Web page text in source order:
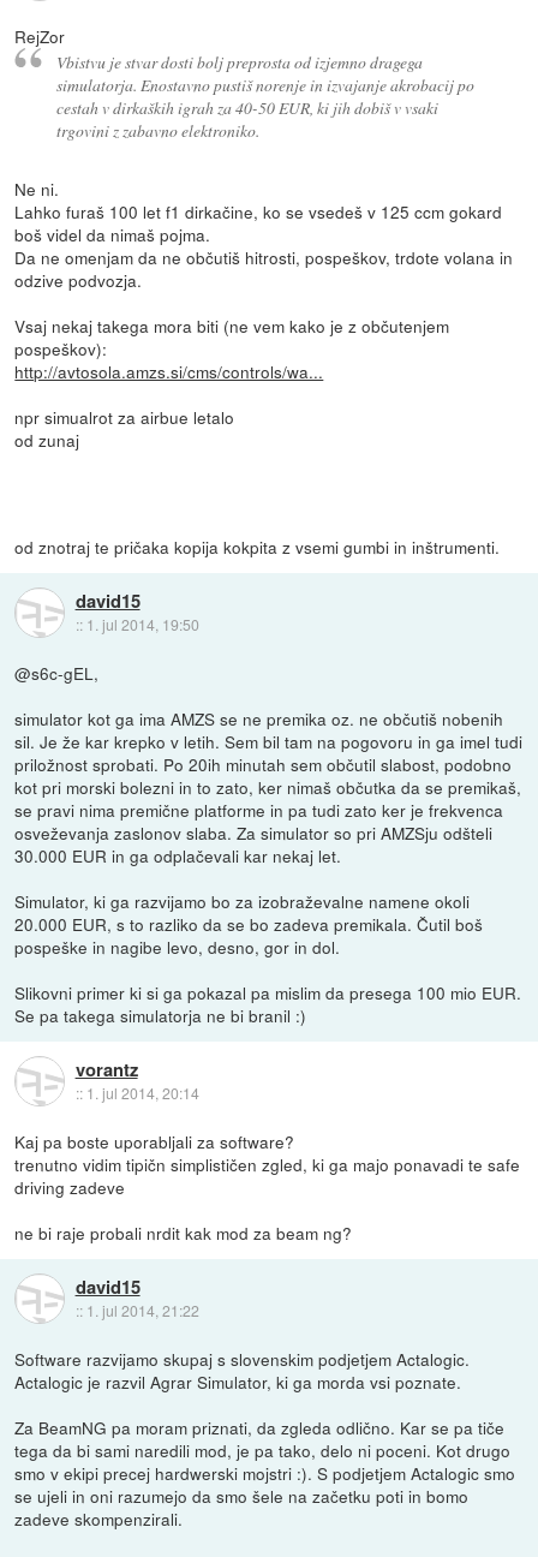
RejZor
Vbistvu je stvar dosti bolj preprosta od izjemno dragega
simulatorja. Enostavno pustiš norenje in izvajanje akrobacij po
cestah v dirkaških igrah za 40-50 EUR, ki jih dobiš v vsaki
trgovini z zabavno elektroniko.
Ne ni.
Lahko furaš 100 let f1 dirkačine, ko se vsedeš v 125 ccm gokard
boš videl da nimaš pojma.
Da ne omenjam da ne občutiš hitrosti, pospeškov, trdote volana in
odzive podvozja.
Vsaj nekaj takega mora biti (ne vem kako je z občutenjem
pospeškov):
http://avtosola.amzs.si/cms/controls/wa...
npr simualrot za airbue letalo
od zunaj
od znotraj te pričaka kopija kokpita z vsemi gumbi in inštrumenti.
david15
:: 1. jul 2014, 19:50
@s6c-gEL,
simulator kot ga ima AMZS se ne premika oz. ne občutiš nobenih
sil. Je že kar krepko v letih. Sem bil tam na pogovoru in ga imel tudi
priložnost sprobati. Po 20ih minutah sem občutil slabost, podobno
kot pri morski bolezni in to zato, ker nimaš občutka da se premikaš,
se pravi nima premične platforme in pa tudi zato ker je frekvenca
osveževanja zaslonov slaba. Za simulator so pri AMZSju odšteli
30.000 EUR in ga odplačevali kar nekaj let.
Simulator, ki ga razvijamo bo za izobraževalne namene okoli
20.000 EUR, s to razliko da se bo zadeva premikala. Čutil boš
pospeške in nagibe levo, desno, gor in dol.
Slikovni primer ki si ga pokazal pa mislim da presega 100 mio EUR.
Se pa takega simulatorja ne bi branil :)
vorantz
:: 1. jul 2014, 20:14
Kaj pa boste uporabljali za software?
trenutno vidim tipičn simplističen zgled, ki ga majo ponavadi te safe
driving zadeve
ne bi raje probali nrdit kak mod za beam ng?
david15
:: 1. jul 2014, 21:22
Software razvijamo skupaj s slovenskim podjetjem Actalogic.
Actalogic je razvil Agrar Simulator, ki ga morda vsi poznate.
Za BeamNG pa moram priznati, da zgleda odlično. Kar se pa tiče
tega da bi sami naredili mod, je pa tako, delo ni poceni. Kot drugo
smo v ekipi precej hardwerski mojstri :). S podjetjem Actalogic smo
se ujeli in oni razumejo da smo šele na začetku poti in bomo
zadeve skompenzirali.